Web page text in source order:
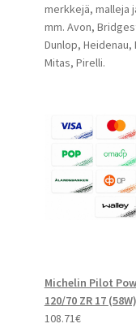
merkkejä, malleja
mm. Avon,
Dunlop,
Mitas, Pirelli.
Michelin Pilot
120/70 ZR 17
108.71€